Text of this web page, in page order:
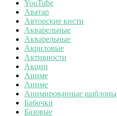
YouTube
Аватар
Авторские кисти
Акварельные
Акварельные
Акриловые
Активности
Акции
Аниме
Аниме
Анимированные шаблоны
Бабочки
Базовые